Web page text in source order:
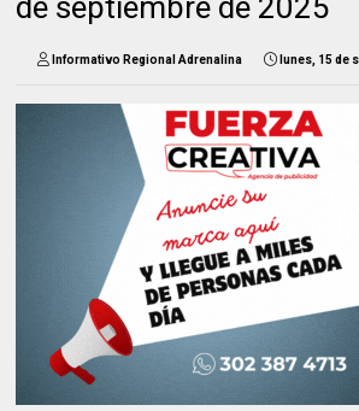
Informativo Regional Adrenalina lunes, 15 de